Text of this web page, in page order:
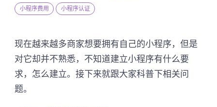
小程序费用
小程序认证
现在越来越多商家想要拥有自己的小程序，但是
对它却并不熟悉，不知道建立小程序有什么要
求，怎么建立。接下来就跟大家科普下相关问
题。